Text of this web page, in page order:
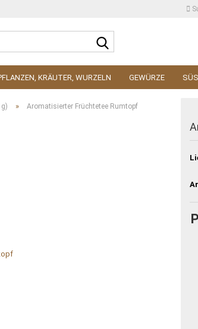
KRÄUTER, WURZELN GEWÜRZE
» Aromatisierter Früchtetee Rumtopf